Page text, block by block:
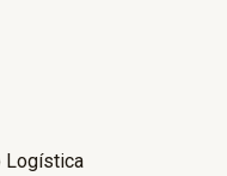
Logística